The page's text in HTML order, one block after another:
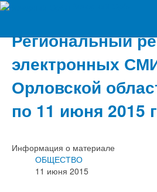
Региональный
электронных
Орловской
по 11 июня 2015
Информация о материале
ОБЩЕСТВО
11 июня 2015